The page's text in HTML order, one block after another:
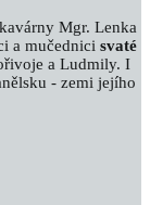
Mgr. Lenka
a mučednici svaté
a Ludmily. I
- zemi jejího